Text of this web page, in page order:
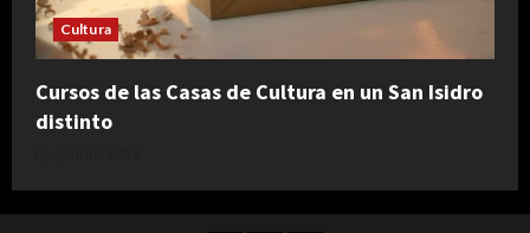
Cultura
Cursos de las Casas de Cultura en un San Isidro
distinto